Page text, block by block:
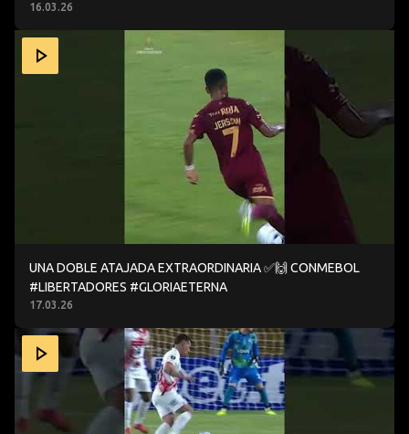
16.03.26
UNA DOBLE ATAJADA EXTRAORDINARIA ✅🙌
17.03.26
UNA DOBLE ATAJADA EXTRAORDINARIA ✅🙌 CONMEBOL
#LIBERTADORES #GLORIAETERNA
🧤 ¡ESPECTACULAR! LÉO LINCK SE LUCIÓ PARA SALVAR